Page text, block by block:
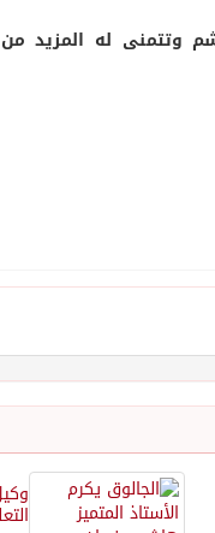
وتتمنى له المزيد